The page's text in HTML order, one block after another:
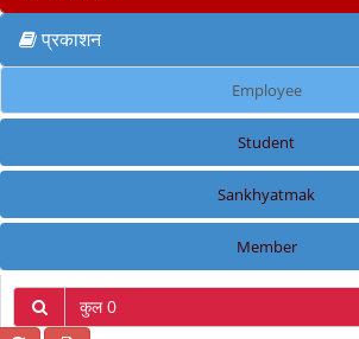
प्रकाशन
Employee
Student
Sankhyatmak
Member
कुल 0